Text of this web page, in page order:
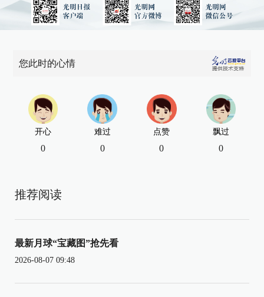
您此时的心情
开心
0
难过
0
点赞
0
飘过
0
推荐阅读
最新月球“宝藏图”抢先看
2026-08-07 09:48